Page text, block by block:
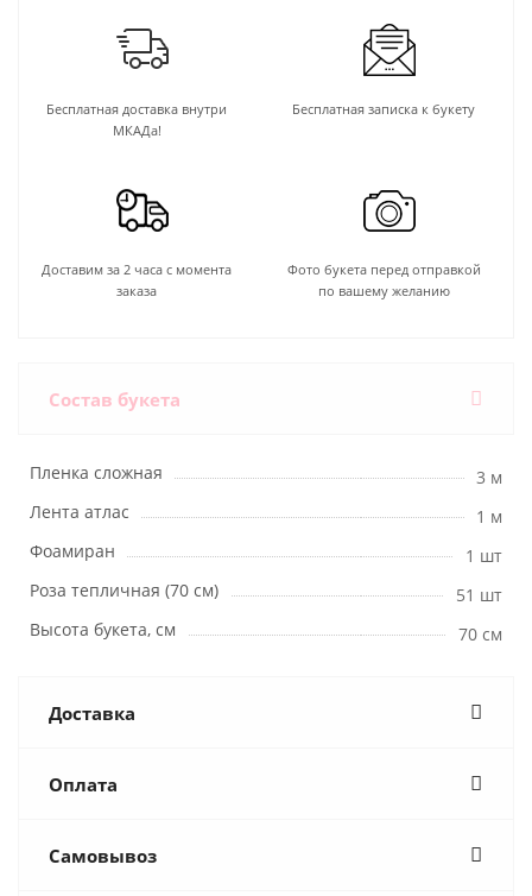
Бесплатная доставка внутри
МКАДа!
Бесплатная записка к букету
Доставим за 2 часа с момента
заказа
Фото букета перед отправкой
по вашему желанию
Состав букета
Пленка сложная
3 м
Лента атлас
1 м
Фоамиран
1 шт
Роза тепличная (70 см)
51 шт
Высота букета, см
70 см
Доставка
Оплата
Самовывоз